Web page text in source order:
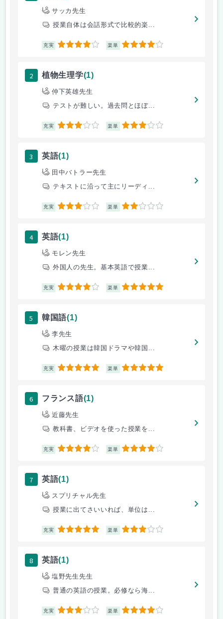
サッカ先生
授業自体は会話形式で比較的楽...
充実 4 楽単 4
2 植物生理学(1)
仲下英雄先生
テストが難しい。過去問とほぼ...
充実 3 楽単 3
3 英語(1)
田中バトラー先生
テキストに沿って主にリーディ...
充実 3 楽単 2
4 英語(1)
モレン先生
外国人の先生。基本英語で授業...
充実 4 楽単 5
5 韓国語(1)
李先生
木曜の授業は韓国ドラマや韓国...
充実 5 楽単 5
6 フランス語(1)
近藤先生
教科書、ビデオを使った授業を...
充実 4 楽単 4
7 英語(1)
スプリチャル先生
授業に出てさいいれば、単位は...
充実 5 楽単 3
8 英語(1)
塩野先生先生
普通の英語の授業。必修なら海...
充実 3 楽単 4